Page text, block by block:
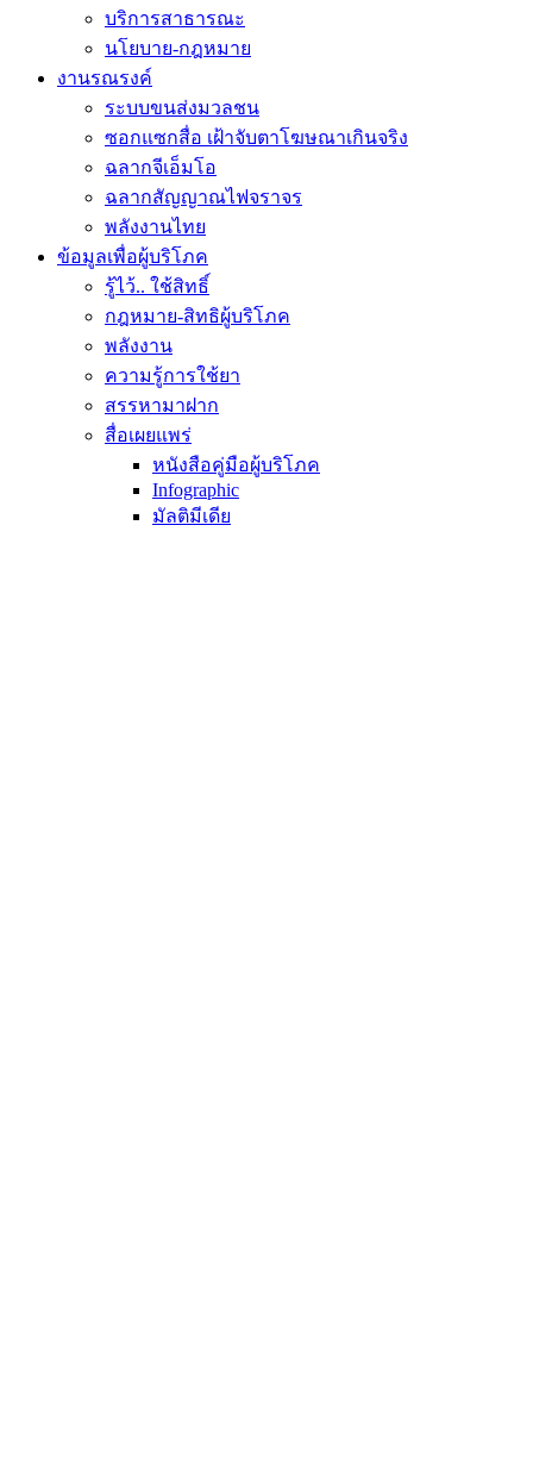
บริการสาธารณะ
นโยบาย-กฎหมาย
งานรณรงค์
ระบบขนส่งมวลชน
ซอกแซกสื่อ เฝ้าจับตาโฆษณาเกินจริง
ฉลากจีเอ็มโอ
ฉลากสัญญาณไฟจราจร
พลังงานไทย
ข้อมูลเพื่อผู้บริโภค
รู้ไว้.. ใช้สิทธิ์
กฎหมาย-สิทธิผู้บริโภค
พลังงาน
ความรู้การใช้ยา
สรรหามาฝาก
สื่อเผยแพร่
หนังสือคู่มือผู้บริโภค
Infographic
มัลติมีเดีย